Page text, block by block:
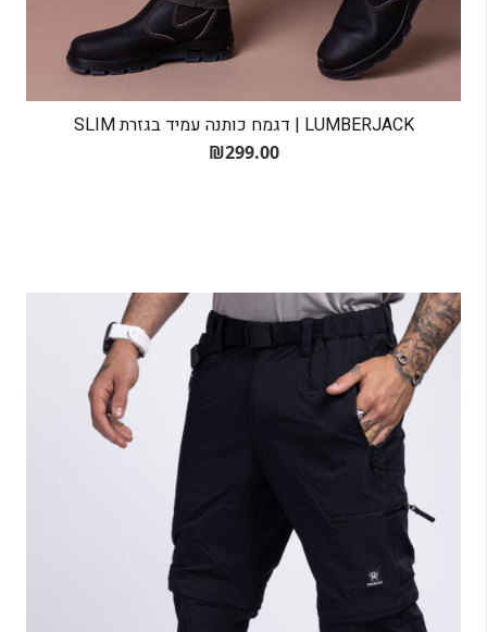
LUMBERJACK | דגמח כותנה עמיד בגזרת SLIM
₪299.00